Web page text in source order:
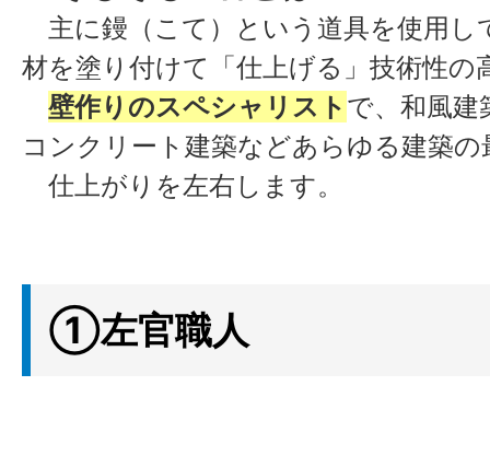
主に鏝（こて）という道具を使用し
材を塗り付けて「仕上げる」技術性の
壁作りのスペシャリスト で、和風建
コンクリート建築などあらゆる建築の
仕上がりを左右します。
①左官職人